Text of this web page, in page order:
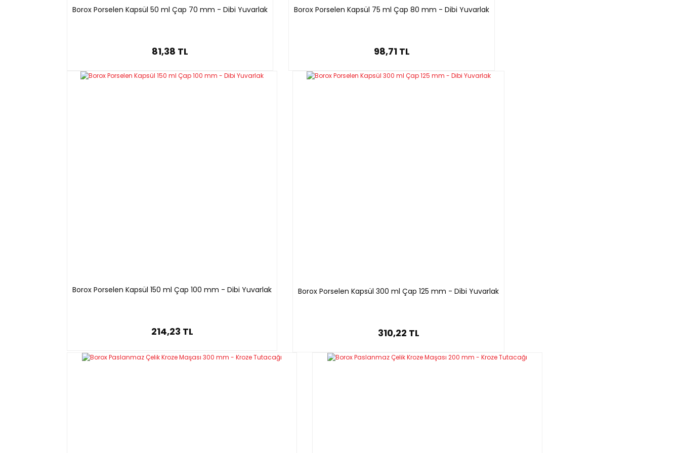
Borox Porselen Kapsül 50 ml Çap 70 mm - Dibi Yuvarlak
81,38 TL
Borox Porselen Kapsül 75 ml Çap 80 mm - Dibi Yuvarlak
98,71 TL
Borox Porselen Kapsül 150 ml Çap 100 mm - Dibi Yuvarlak
214,23 TL
Borox Porselen Kapsül 300 ml Çap 125 mm - Dibi Yuvarlak
310,22 TL